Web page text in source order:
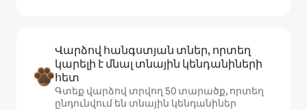
Վարձով հանգստյան տներ, որտեղ
կարելի է մնալ տնային կենդանիների
հետ
Գտեք վարձով տրվող 50 տարածք, որտեղ
ընդունվում են տնային կենդանիներ